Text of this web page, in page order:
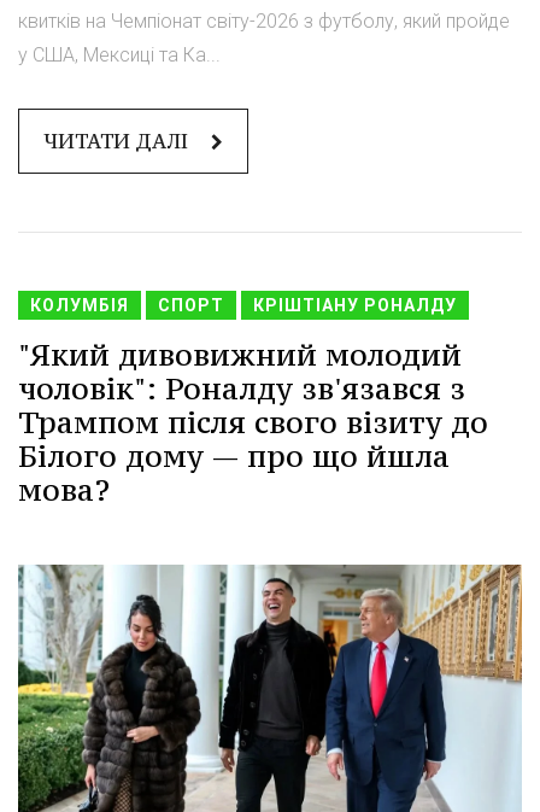
квитків на Чемпіонат світу-2026 з футболу, який пройде
у США, Мексиці та Ка...
ЧИТАТИ ДАЛІ
КОЛУМБІЯ СПОРТ КРІШТІАНУ РОНАЛДУ
"Який дивовижний молодий
чоловік": Роналду зв'язався з
Трампом після свого візиту до
Білого дому — про що йшла
мова?